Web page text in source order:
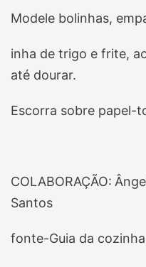
Modele bolinhas,
inha de trigo e frite,
até dourar.
Escorra sobre papel-
COLABORAÇÃO:
Santos
fonte-Guia da cozinha